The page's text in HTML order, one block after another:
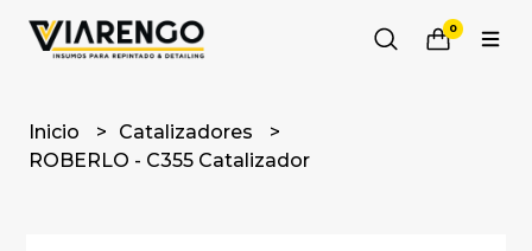
0
Inicio
Catalizadores
ROBERLO - C355 Catalizador